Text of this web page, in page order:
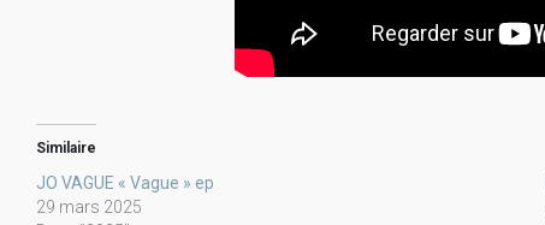
Similaire
JO VAGUE « Vague » ep
29 mars 2025